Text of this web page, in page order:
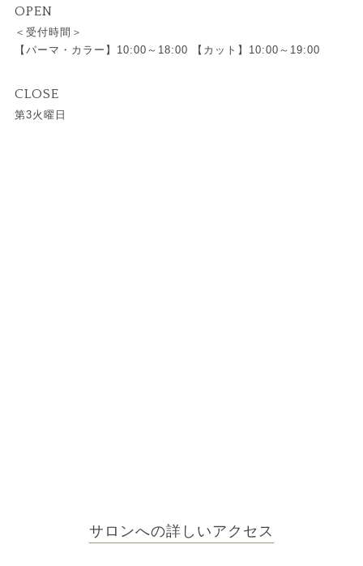
OPEN
＜受付時間＞
【パーマ・カラー】10:00～18:00 【カット】10:00～19:00
CLOSE
第3火曜日
サロンへの詳しいアクセス